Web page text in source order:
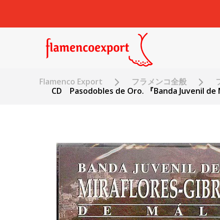
Flamenco Export フラメンコ全般
CD Pasodobles de Oro. 『Banda Juvenil